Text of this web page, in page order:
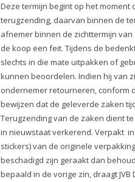
Deze termijn begint op het
terugzending, daarvan binnen de
afnemer binnen de zichttermijn
de koop een feit. Tijdens de
slechts in die mate uitpakken of
kunnen beoordelen. Indien hij van
ondernemer retourneren, conform
bewijzen dat de geleverde zaken
Terugzending van de zaken dient
in nieuwstaat verkerend. Verpakt
stickers) van de originele
beschadigd zijn geraakt dan
bepaald in de vorige zin, draagt